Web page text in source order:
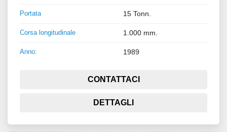
Portata 15 Tonn.
Corsa longitudinale 1.000 mm.
Anno: 1989
CONTATTACI
DETTAGLI